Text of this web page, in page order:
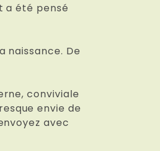
a été pensé
naissance. De
conviviale
envie de
avec